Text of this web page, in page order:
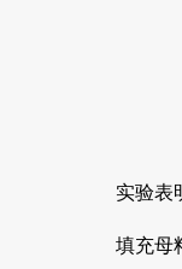
实验表
填充母